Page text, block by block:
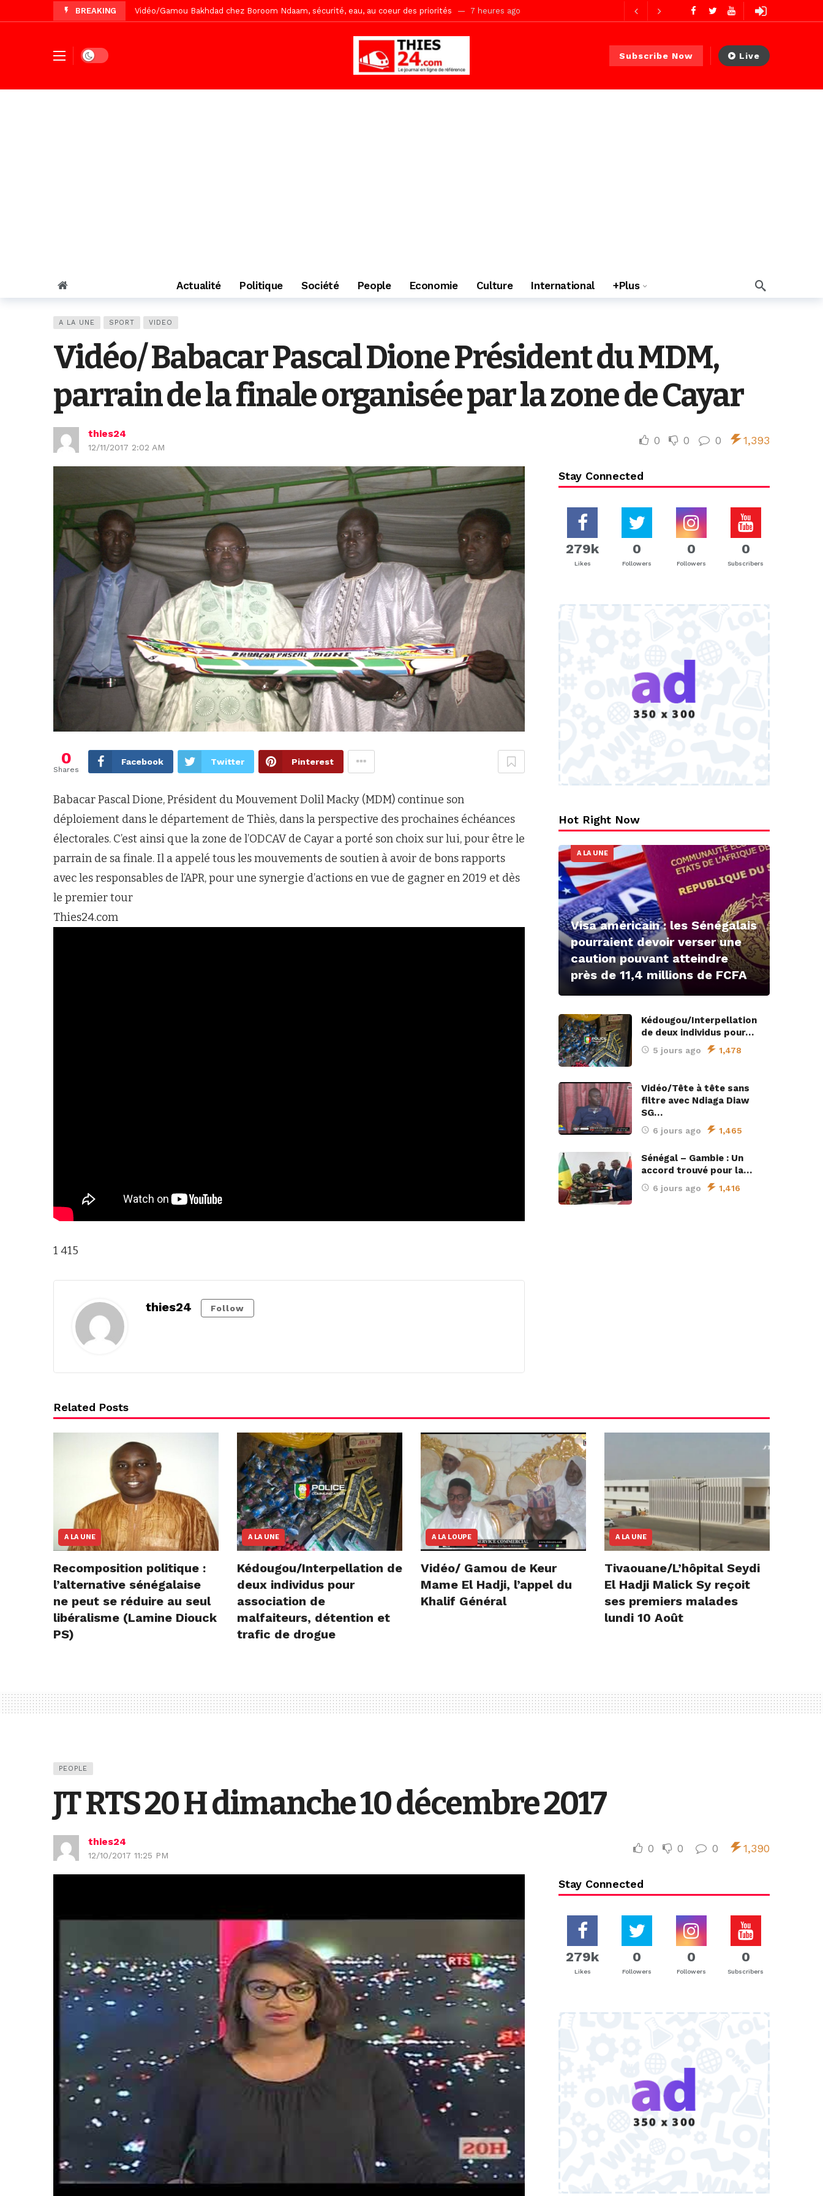
BREAKING Vidéo/Magal Serigne Abdoulaye Yakhine, le Comité d’organisation dévoile ses priorités 7 heures ago
Tivaouane/L’hôpital Seydi El Hadji Malick Sy reçoit ses premiers malades lundi 10 Août
Recomposition politique : l’alternative sénégalaise ne peut se réduire au seul libéralisme (Lamine Diouck PS)
Vidéo/ Gamou de Keur Mame El Hadji, l’appel du Khalif Général 1 jour ago
Dark mode Subscribe Now Live
Actualité Politique Société People Economie Culture International +Plus
A LA UNE SPORT VIDEO
Vidéo/ Babacar Pascal Dione Président du MDM,
parrain de la finale organisée par la zone de Cayar
thies24
12/11/2017 2:02 AM
0 0 0 1,393
0
Shares
Facebook Twitter Pinterest
Babacar Pascal Dione, Président du Mouvement Dolil Macky (MDM) continue son
déploiement dans le département de Thiès, dans la perspective des prochaines échéances
électorales. C’est ainsi que la zone de l’ODCAV de Cayar a porté son choix sur lui, pour être le
parrain de sa finale. Il a appelé tous les mouvements de soutien à avoir de bons rapports
avec les responsables de l’APR, pour une synergie d’actions en vue de gagner en 2019 et dès
le premier tour
Thies24.com
1 415
thies24 Follow
Stay Connected
279k
Likes
0
Followers
0
Followers
0
Subscribers
Hot Right Now
A LA UNE
Visa américain : les Sénégalais
pourraient devoir verser une
caution pouvant atteindre
près de 11,4 millions de FCFA
Kédougou/Interpellation
de deux individus pour…
5 jours ago 1,478
Vidéo/Tête à tête sans
filtre avec Ndiaga Diaw
SG…
6 jours ago 1,465
Sénégal – Gambie : Un
accord trouvé pour la…
6 jours ago 1,416
Related Posts
A LA UNE
Recomposition politique :
l’alternative sénégalaise
ne peut se réduire au seul
libéralisme (Lamine Diouck
PS)
A LA UNE
Kédougou/Interpellation de
deux individus pour
association de
malfaiteurs, détention et
trafic de drogue
A LA LOUPE
Vidéo/ Gamou de Keur
Mame El Hadji, l’appel du
Khalif Général
A LA UNE
Tivaouane/L’hôpital Seydi
El Hadji Malick Sy reçoit
ses premiers malades
lundi 10 Août
PEOPLE
JT RTS 20 H dimanche 10 décembre 2017
thies24
12/10/2017 11:25 PM
0 0 0 1,390
Stay Connected
279k
Likes
0
Followers
0
Followers
0
Subscribers